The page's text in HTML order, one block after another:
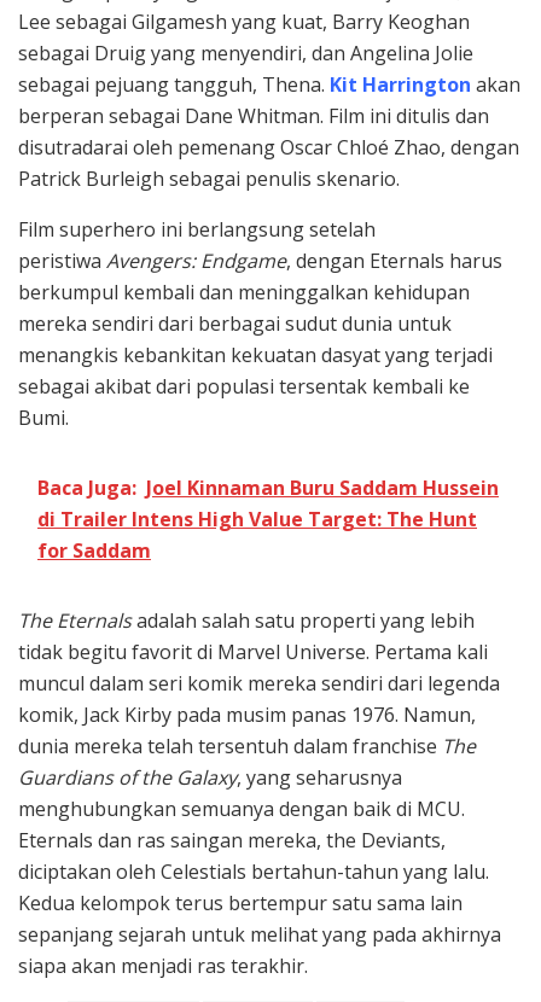
Lee sebagai Gilgamesh yang kuat, Barry Keoghan
sebagai Druig yang menyendiri, dan Angelina Jolie
sebagai pejuang tangguh, Thena. Kit Harrington akan
berperan sebagai Dane Whitman. Film ini ditulis dan
disutradarai oleh pemenang Oscar Chloé Zhao, dengan
Patrick Burleigh sebagai penulis skenario.
Film superhero ini berlangsung setelah
peristiwa Avengers: Endgame, dengan Eternals harus
berkumpul kembali dan meninggalkan kehidupan
mereka sendiri dari berbagai sudut dunia untuk
menangkis kebankitan kekuatan dasyat yang terjadi
sebagai akibat dari populasi tersentak kembali ke
Bumi.
Baca Juga: Joel Kinnaman Buru Saddam Hussein
di Trailer Intens High Value Target: The Hunt
for Saddam
The Eternalsadalah salah satu properti yang lebih
tidak begitu favorit di Marvel Universe. Pertama kali
muncul dalam seri komik mereka sendiri dari legenda
komik, Jack Kirby pada musim panas 1976. Namun,
dunia mereka telah tersentuh dalam franchise The
Guardians of the Galaxy, yang seharusnya
menghubungkan semuanya dengan baik di MCU.
Eternals dan ras saingan mereka, the Deviants,
diciptakan oleh Celestials bertahun-tahun yang lalu.
Kedua kelompok terus bertempur satu sama lain
sepanjang sejarah untuk melihat yang pada akhirnya
siapa akan menjadi ras terakhir.